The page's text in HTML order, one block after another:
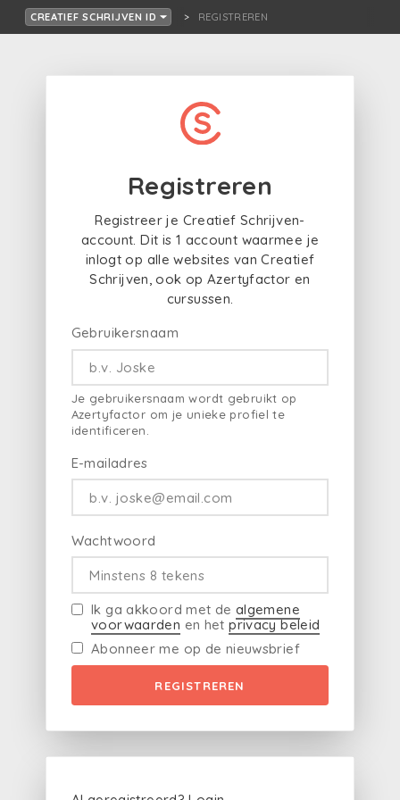
CREATIEF SCHRIJVEN ID REGISTREREN
Registreren
Registreer je Creatief Schrijven-
account. Dit is 1 account waarmee je
inlogt op alle websites van Creatief
Schrijven, ook op Azertyfactor en
cursussen.
Gebruikersnaam
Je gebruikersnaam wordt gebruikt op
Azertyfactor om je unieke profiel te
identificeren.
E-mailadres
Wachtwoord
Ik ga akkoord met de algemene
voorwaarden en hetprivacy beleid
Abonneer me op de nieuwsbrief
REGISTREREN